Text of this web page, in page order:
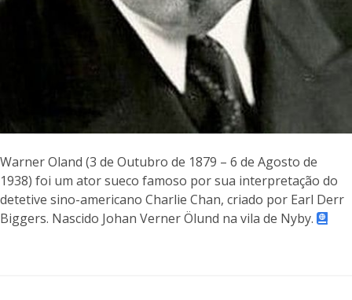
Warner Oland (3 de Outubro de 1879 – 6 de Agosto de
1938) foi um ator sueco famoso por sua interpretação do
detetive sino-americano Charlie Chan, criado por Earl Derr
Biggers. Nascido Johan Verner Ölund na vila de Nyby.